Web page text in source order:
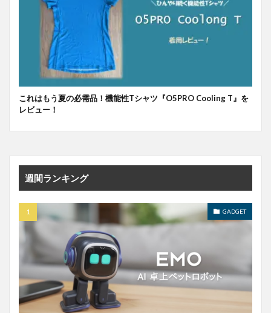
これはもう夏の必需品！機能性Tシャツ『O5PRO Cooling T』を
レビュー！
週間ランキング
GADGET